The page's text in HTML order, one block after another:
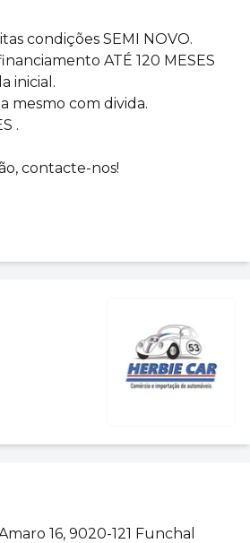
condições SEMI NOVO.
ATÉ 120 MESES
inicial.
mesmo com divida.
.
contacte-nos!
16, 9020-121 Funchal